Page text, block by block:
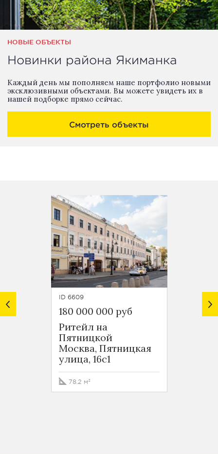
НОВЫЕ ОБЪЕКТЫ
Новинки района Якиманка
Каждый день мы пополняем наше портфолио новыми
эксклюзивными объектами. Вы можете увидеть их в
нашей подборке прямо сейчас.
Смотреть объекты
ID 6609
180 000 000 руб
Ритейл на
Пятницкой
Москва, Пятницкая
улица, 16с1
78.2 м²
230